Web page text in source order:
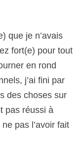
que je n’avais
fort(e) pour tout
en rond
j’ai fini par
des choses sur
pas réussi à
pas l’avoir fait